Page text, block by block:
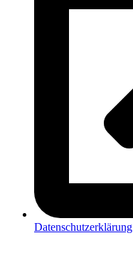
Datenschutzerklärung